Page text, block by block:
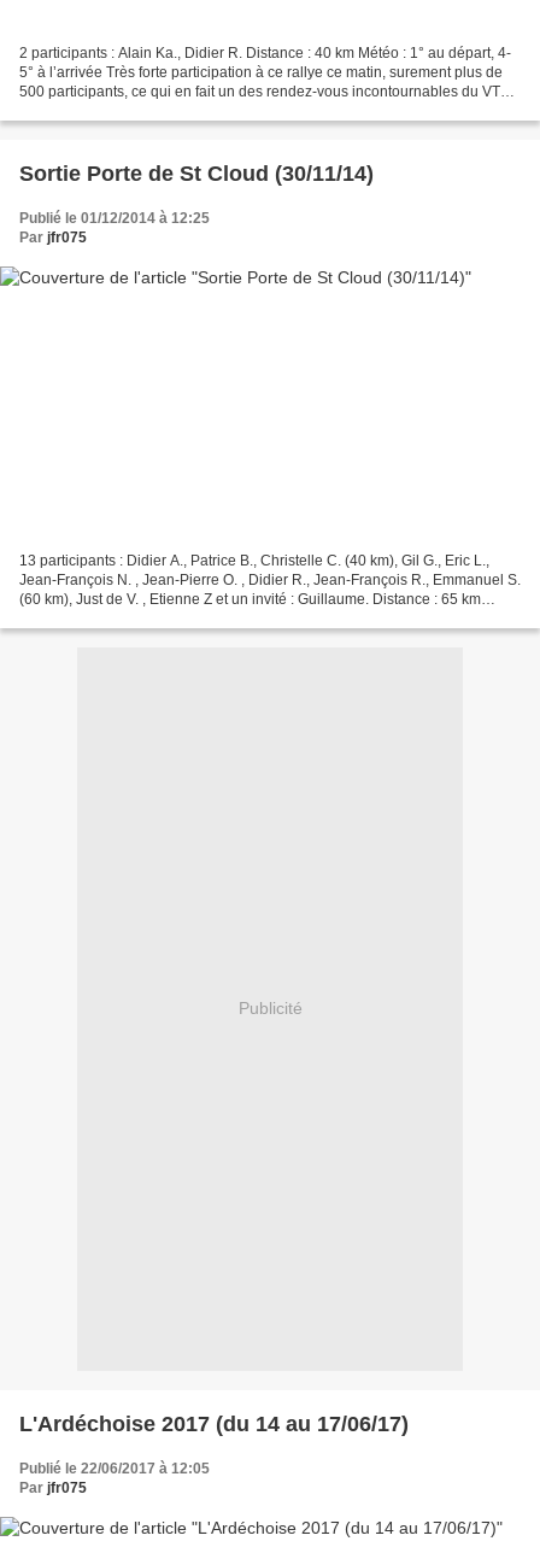
2 participants : Alain Ka., Didier R. Distance : 40 km Météo : 1° au départ, 4-
5° à l’arrivée Très forte participation à ce rallye ce matin, surement plus de
500 participants, ce qui en fait un des rendez-vous incontournables du VTT
Sortie Porte de St Cloud (30/11/14)
Publié le 01/12/2014 à 12:25
Par jfr075
13 participants : Didier A., Patrice B., Christelle C. (40 km), Gil G., Eric L.,
Jean-François N. , Jean-Pierre O. , Didier R., Jean-François R., Emmanuel S.
(60 km), Just de V. , Etienne Z et un invité : Guillaume. Distance : 65 km
Publicité
L'Ardéchoise 2017 (du 14 au 17/06/17)
Publié le 22/06/2017 à 12:05
Par jfr075